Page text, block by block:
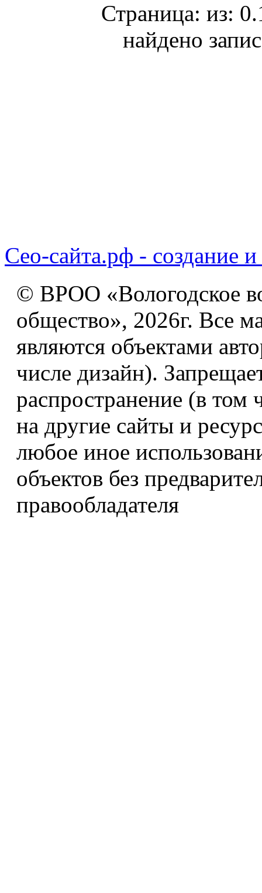
Страница: из:
найдено
Сео-сайта.рф - создание и
© ВРОО «Вологодское
общество», 2026г. Все
являются объектами
числе дизайн).
распространение (в том
на другие сайты и
любое иное
объектов без
правообладателя